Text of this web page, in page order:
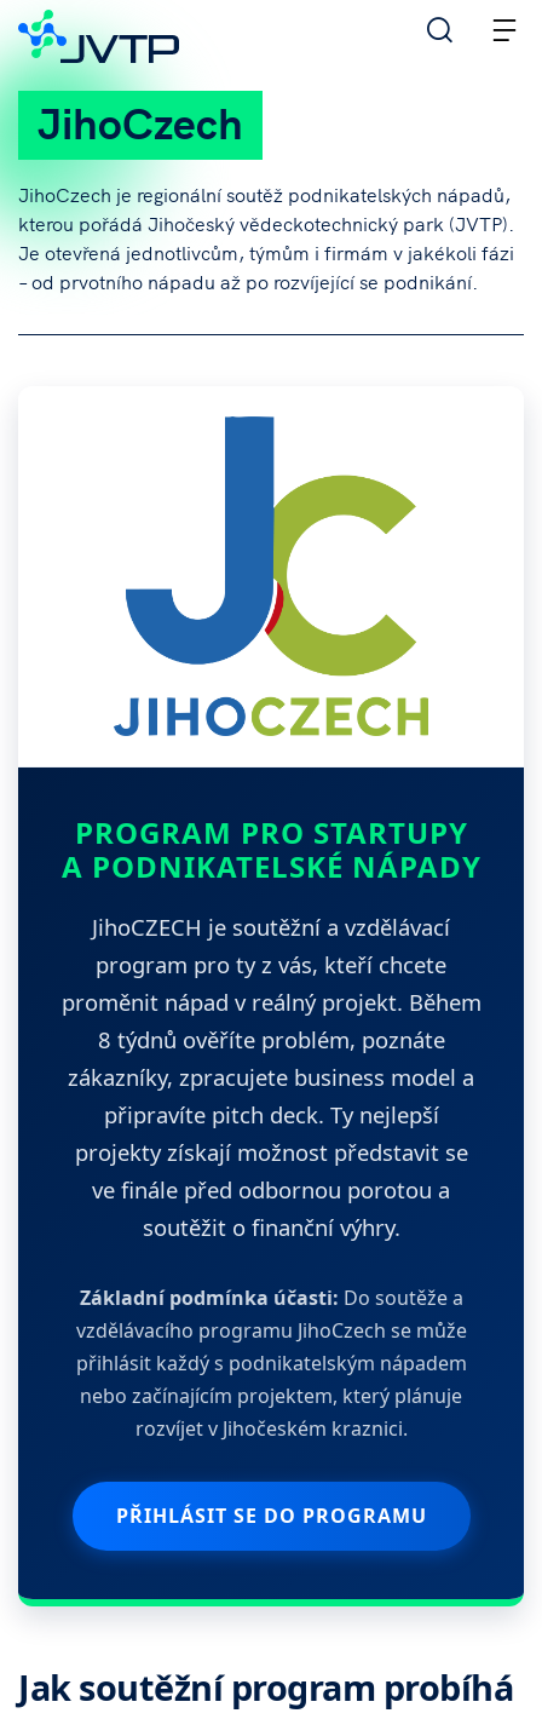
JihoCzech
JihoCzech je regionální soutěž podnikatelských nápadů,
kterou pořádá Jihočeský vědeckotechnický park (JVTP).
Je otevřená jednotlivcům, týmům i firmám v jakékoli fázi
– od prvotního nápadu až po rozvíjející se podnikání.
PROGRAM PRO STARTUPY
A PODNIKATELSKÉ NÁPADY
JihoCZECH je soutěžní a vzdělávací
program pro ty z vás, kteří chcete
proměnit nápad v reálný projekt. Během
8 týdnů ověříte problém, poznáte
zákazníky, zpracujete business model a
připravíte pitch deck. Ty nejlepší
projekty získají možnost představit se
ve finále před odbornou porotou a
soutěžit o finanční výhry.
Základní podmínka účasti: Do soutěže a
vzdělávacího programu JihoCzech se může
přihlásit každý s podnikatelským nápadem
nebo začínajícím projektem, který plánuje
rozvíjet v Jihočeském kraznici.
PŘIHLÁSIT SE DO PROGRAMU
Jak soutěžní program probíhá